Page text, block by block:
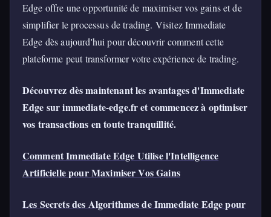
Edge offre une opportunité de maximiser vos gains et de
simplifier le processus de trading. Visitez Immediate
Edge dès aujourd'hui pour découvrir comment cette
plateforme peut transformer votre expérience de trading.
Découvrez dès maintenant les avantages d'Immediate
Edge sur immediate-edge.fr et commencez à optimiser
vos transactions en toute tranquillité.
Comment Immediate Edge Utilise l'Intelligence
Artificielle pour Maximiser Vos Gains
Les Secrets des Algorithmes de Immediate Edge pour